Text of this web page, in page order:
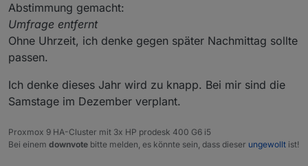
Abstimmung gemacht:
Umfrage entfernt
Ohne Uhrzeit, ich denke gegen später Nachmittag sollte
passen.
Ich denke dieses Jahr wird zu knapp. Bei mir sind die
Samstage im Dezember verplant.
Proxmox 9 HA-Cluster mit 3x HP prodesk 400 G6 i5
Bei einem downvote bitte melden, es könnte sein, dass dieser ungewollt ist!